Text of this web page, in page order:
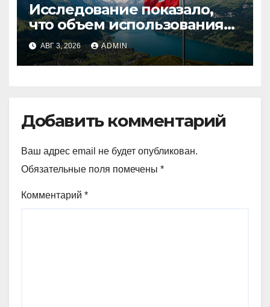
Исследование показало,
что объем использования
криптовалют в Швейцарии
в два раза превышает
аналогичный показатель в
АВГ 3, 2026 ADMIN
Добавить комментарий
Ваш адрес email не будет опубликован.
Обязательные поля помечены *
Комментарий *